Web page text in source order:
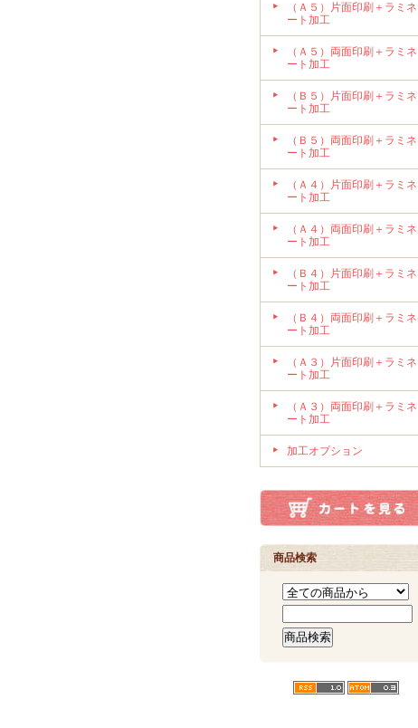
（Ａ５）片面印刷＋ラミネ
ート加工
（Ａ５）両面印刷＋ラミネ
ート加工
（Ｂ５）片面印刷＋ラミネ
ート加工
（Ｂ５）両面印刷＋ラミネ
ート加工
（Ａ４）片面印刷＋ラミネ
ート加工
（Ａ４）両面印刷＋ラミネ
ート加工
（Ｂ４）片面印刷＋ラミネ
ート加工
（Ｂ４）両面印刷＋ラミネ
ート加工
（Ａ３）片面印刷＋ラミネ
ート加工
（Ａ３）両面印刷＋ラミネ
ート加工
加工オプション
商品検索